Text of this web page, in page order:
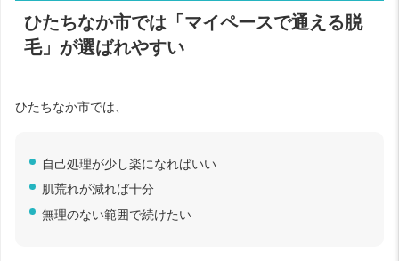
ひたちなか市では「マイペースで通える脱
毛」が選ばれやすい
ひたちなか市では、
自己処理が少し楽になればいい
肌荒れが減れば十分
無理のない範囲で続けたい